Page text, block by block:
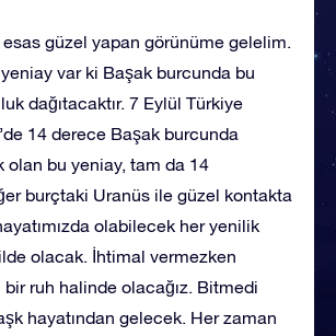
esas güzel yapan görünüme gelelim.
var ki Başak burcunda bu
dağıtacaktır. 7 Eylül Türkiye
14 derece Başak burcunda
olan bu yeniay, tam da 14
burçtaki Uranüs ile güzel kontakta
olabilecek her yenilik
olacak. İhtimal vermezken
ruh halinde olacağız. Bitmedi
hayatından gelecek. Her zaman